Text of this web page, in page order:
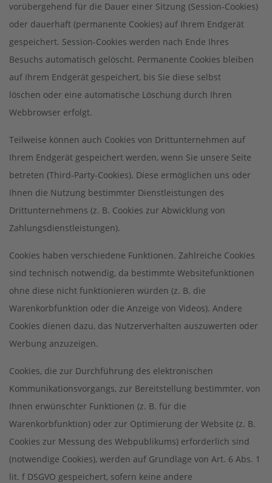
vorübergehend für die Dauer einer Sitzung (Session-Cookies)
oder dauerhaft (permanente Cookies) auf Ihrem Endgerät
gespeichert. Session-Cookies werden nach Ende Ihres
Besuchs automatisch gelöscht. Permanente Cookies bleiben
auf Ihrem Endgerät gespeichert, bis Sie diese selbst
löschen oder eine automatische Löschung durch Ihren
Webbrowser erfolgt.
Teilweise können auch Cookies von Drittunternehmen auf
Ihrem Endgerät gespeichert werden, wenn Sie unsere Seite
betreten (Third-Party-Cookies). Diese ermöglichen uns oder
Ihnen die Nutzung bestimmter Dienstleistungen des
Drittunternehmens (z. B. Cookies zur Abwicklung von
Zahlungsdienstleistungen).
Cookies haben verschiedene Funktionen. Zahlreiche Cookies
sind technisch notwendig, da bestimmte Websitefunktionen
ohne diese nicht funktionieren würden (z. B. die
Warenkorbfunktion oder die Anzeige von Videos). Andere
Cookies dienen dazu, das Nutzerverhalten auszuwerten oder
Werbung anzuzeigen.
Cookies, die zur Durchführung des elektronischen
Kommunikationsvorgangs, zur Bereitstellung bestimmter, von
Ihnen erwünschter Funktionen (z. B. für die
Warenkorbfunktion) oder zur Optimierung der Website (z. B.
Cookies zur Messung des Webpublikums) erforderlich sind
(notwendige Cookies), werden auf Grundlage von Art. 6 Abs. 1
lit. f DSGVO gespeichert, sofern keine andere